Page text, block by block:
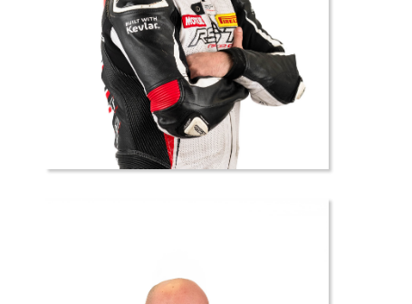
20 //
Sebastien
MOIGNE